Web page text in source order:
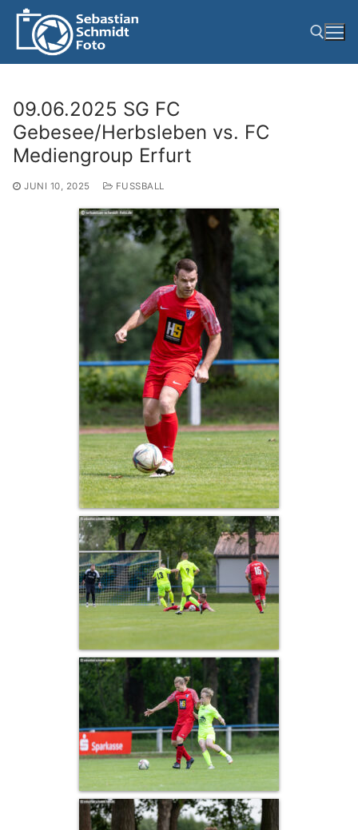
Zum
springen
Suchen nach:
09.06.2025 SG FC
Gebesee/Herbsleben vs. FC
Mediengroup Erfurt
JUNI 10, 2025 FUSSBALL